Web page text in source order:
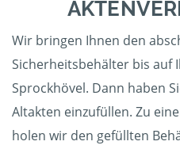
Wir bringen Ihnen den
Sicherheitsbehälter bis auf
Sprockhövel. Dann haben
Altakten einzufüllen. Zu
holen wir den gefüllten